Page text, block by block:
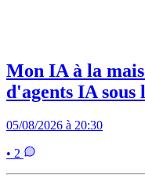
Mon IA à la
d'agents IA sous
05/08/2026 à 20:30
• 2